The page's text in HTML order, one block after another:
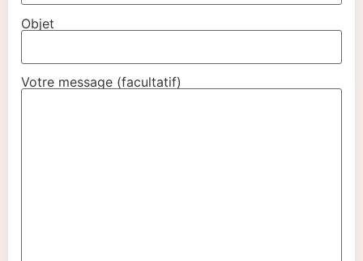
Objet
Votre message (facultatif)